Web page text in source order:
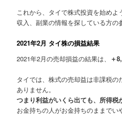
これから、タイで株式投資を始めよ
収入、副業の情報を探している方の
2021年2月 タイ株の損益結果
2021年2月の売却損益の結果は、
＋
タイでは、株式の売却益は非課税
ありません。
つまり利益がいくら出ても、所得税
お金持ちの人がお金持ちのままでい